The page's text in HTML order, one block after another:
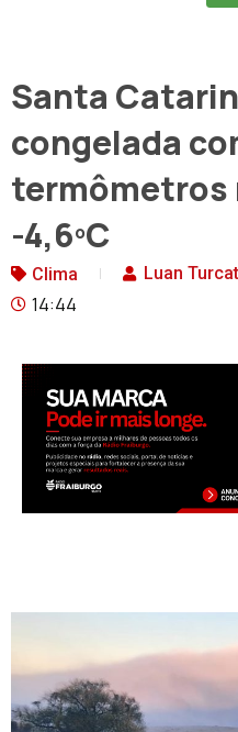
Santa
congelada
termômetros
-4,6ºC
Clima Luan
14:44